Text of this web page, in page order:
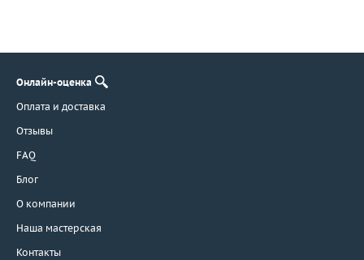
Онлайн-оценка
Оплата и доставка
Отзывы
FAQ
Блог
О компании
Наша мастерская
Контакты